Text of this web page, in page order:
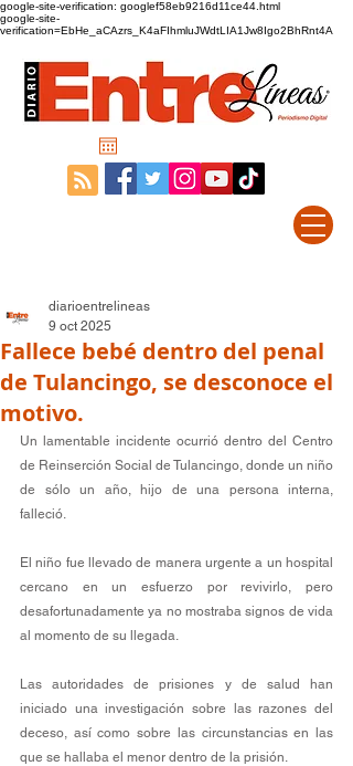
google-site-verification: googlef58eb9216d11ce44.html
google-site-
verification=EbHe_aCAzrs_K4aFIhmluJWdtLIA1Jw8Igo2BhRnt4A
Fallece bebé dentro del penal
de Tulancingo, se desconoce el
motivo.
diarioentrelineas
9 oct 2025
Un lamentable incidente ocurrió dentro del Centro
de Reinserción Social de Tulancingo, donde un niño
de sólo un año, hijo de una persona interna,
falleció.
El niño fue llevado de manera urgente a un hospital
cercano en un esfuerzo por revivirlo, pero
desafortunadamente ya no mostraba signos de vida
al momento de su llegada.
Las autoridades de prisiones y de salud han
iniciado una investigación sobre las razones del
deceso, así como sobre las circunstancias en las
que se hallaba el menor dentro de la prisión.